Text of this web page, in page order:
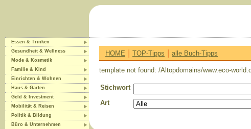
Essen & Trinken
Gesundheit & Wellness
Mode & Kosmetik
Familie & Kind
Einrichten & Wohnen
Haus & Garten
Geld & Investment
Mobilität & Reisen
Politik & Bildung
Büro & Unternehmen
HOME | TOP-Tipps | alle Buch-Tipps
template not found: /Altopdomains/www.eco-
Stichwort
Art